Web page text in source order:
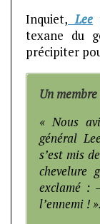
Inquiet, Lee
texane du
précipiter
Un
« Nous
général
s’est mis
chevelure
exclamé :
l’ennemi ! ».